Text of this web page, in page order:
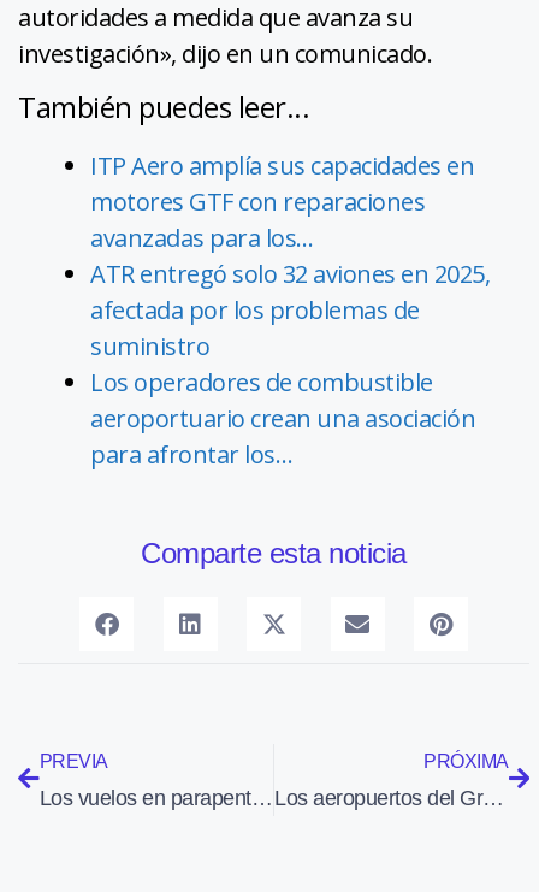
autoridades a medida que avanza su
investigación», dijo en un comunicado.
También puedes leer...
ITP Aero amplía sus capacidades en
motores GTF con reparaciones
avanzadas para los…
ATR entregó solo 32 aviones en 2025,
afectada por los problemas de
suministro
Los operadores de combustible
aeroportuario crean una asociación
para afrontar los…
Comparte esta noticia
PREVIA
Los vuelos en parapente serán compatibles con las operaciones del Aeropuerto Andorra-La Seu
PRÓXIMA
Los aeropuertos del Grupo Aena registran 35,7 millones de pasajeros en junio